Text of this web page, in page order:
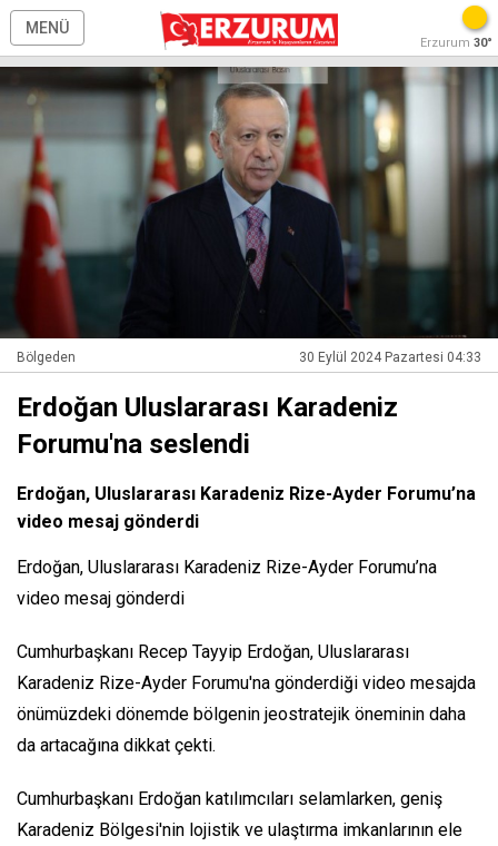
MENÜ
Erzurum 30°
Bölgeden 30 Eylül 2024 Pazartesi 04:33
Erdoğan Uluslararası Karadeniz
Forumu'na seslendi
Erdoğan, Uluslararası Karadeniz Rize-Ayder Forumu’na
video mesaj gönderdi
Erdoğan, Uluslararası Karadeniz Rize-Ayder Forumu’na
video mesaj gönderdi
Cumhurbaşkanı Recep Tayyip Erdoğan, Uluslararası
Karadeniz Rize-Ayder Forumu'na gönderdiği video mesajda
önümüzdeki dönemde bölgenin jeostratejik öneminin daha
da artacağına dikkat çekti.
Cumhurbaşkanı Erdoğan katılımcıları selamlarken, geniş
Karadeniz Bölgesi'nin lojistik ve ulaştırma imkanlarının ele